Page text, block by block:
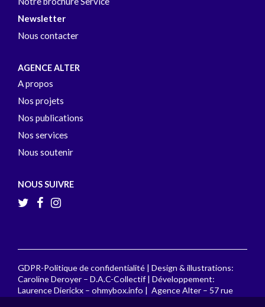
Newsletter
Nous contacter
AGENCE ALTER
A propos
Nos projets
Nos publications
Nos services
Nous soutenir
NOUS SUIVRE
GDPR-Politique de confidentialité | Design & illustrations:
Caroline Deroyer – D.A.C-Collectif| Développement:
Laurence Dierickx – ohmybox.info | Agence Alter – 57 rue